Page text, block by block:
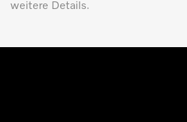
weitere Details.